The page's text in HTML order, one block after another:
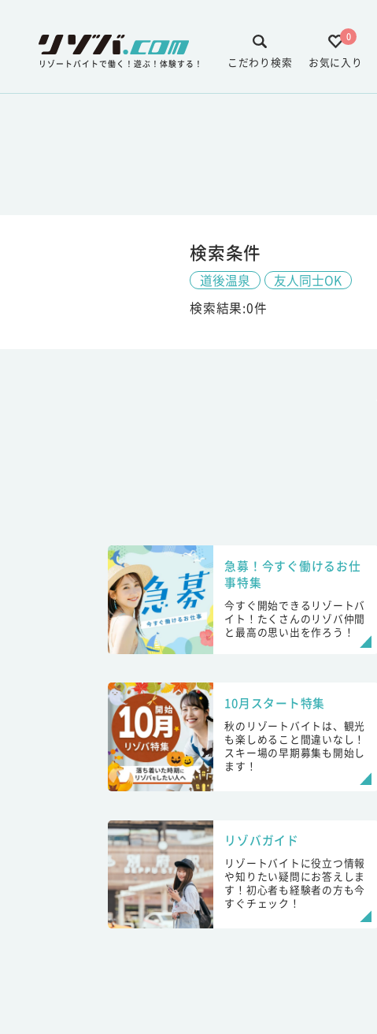
リゾートバイトで働く！遊ぶ！体験する！
0
お気に入り
こだわり検索
検索条件
道後温泉
友人同士OK
検索結果:0件
急募！今すぐ働けるお仕
事特集
今すぐ開始できるリゾートバ
イト！たくさんのリゾバ仲間
と最高の思い出を作ろう！
10月スタート特集
秋のリゾートバイトは、観光
も楽しめること間違いなし！
スキー場の早期募集も開始し
ます！
リゾバガイド
リゾートバイトに役立つ情報
や知りたい疑問にお答えしま
す！初心者も経験者の方も今
すぐチェック！